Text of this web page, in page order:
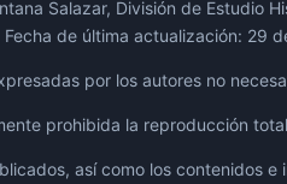
Salazar, División de Estudio
de última actualización: 29
por los autores no
prohibida la reproducción
así como los contenidos